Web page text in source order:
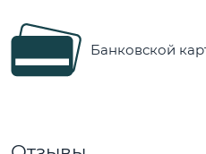
Банковской